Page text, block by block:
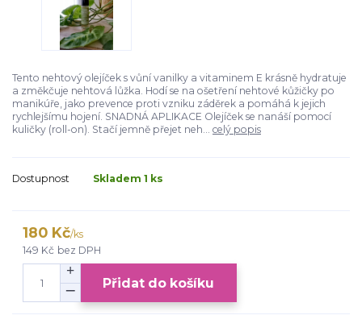
Tento nehtový olejíček s vůní vanilky a vitaminem E krásně hydratuje
a změkčuje nehtová lůžka. Hodí se na ošetření nehtové kůžičky po
manikúře, jako prevence proti vzniku záděrek a pomáhá k jejich
rychlejšímu hojení. SNADNÁ APLIKACE Olejíček se nanáší pomocí
kuličky (roll-on). Stačí jemně přejet neh... celý popis
Dostupnost Skladem 1 ks
180 Kč/ks
149 Kč bez DPH
Přidat do košíku